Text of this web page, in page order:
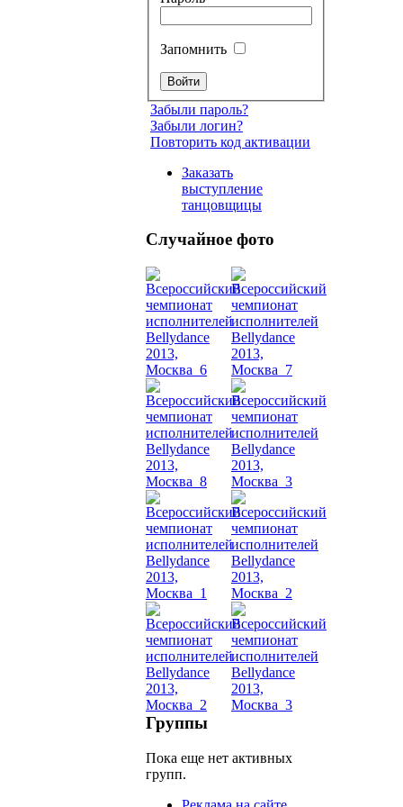
Запомнить
Забыли пароль?
Забыли логин?
Повторить код активации
Заказать
выступление
танцовщицы
Случайное фото
Танец
Dance
Группы
Пока еще нет активных
групп.